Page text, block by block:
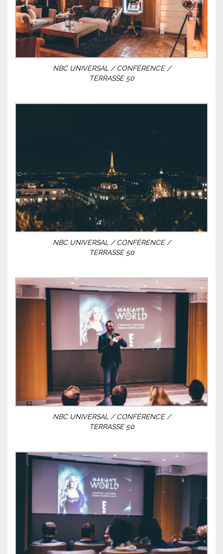
NBC UNIVERSAL / CONFÉRENCE /
TERRASSE 50
NBC UNIVERSAL / CONFÉRENCE /
TERRASSE 50
NBC UNIVERSAL / CONFÉRENCE /
TERRASSE 50